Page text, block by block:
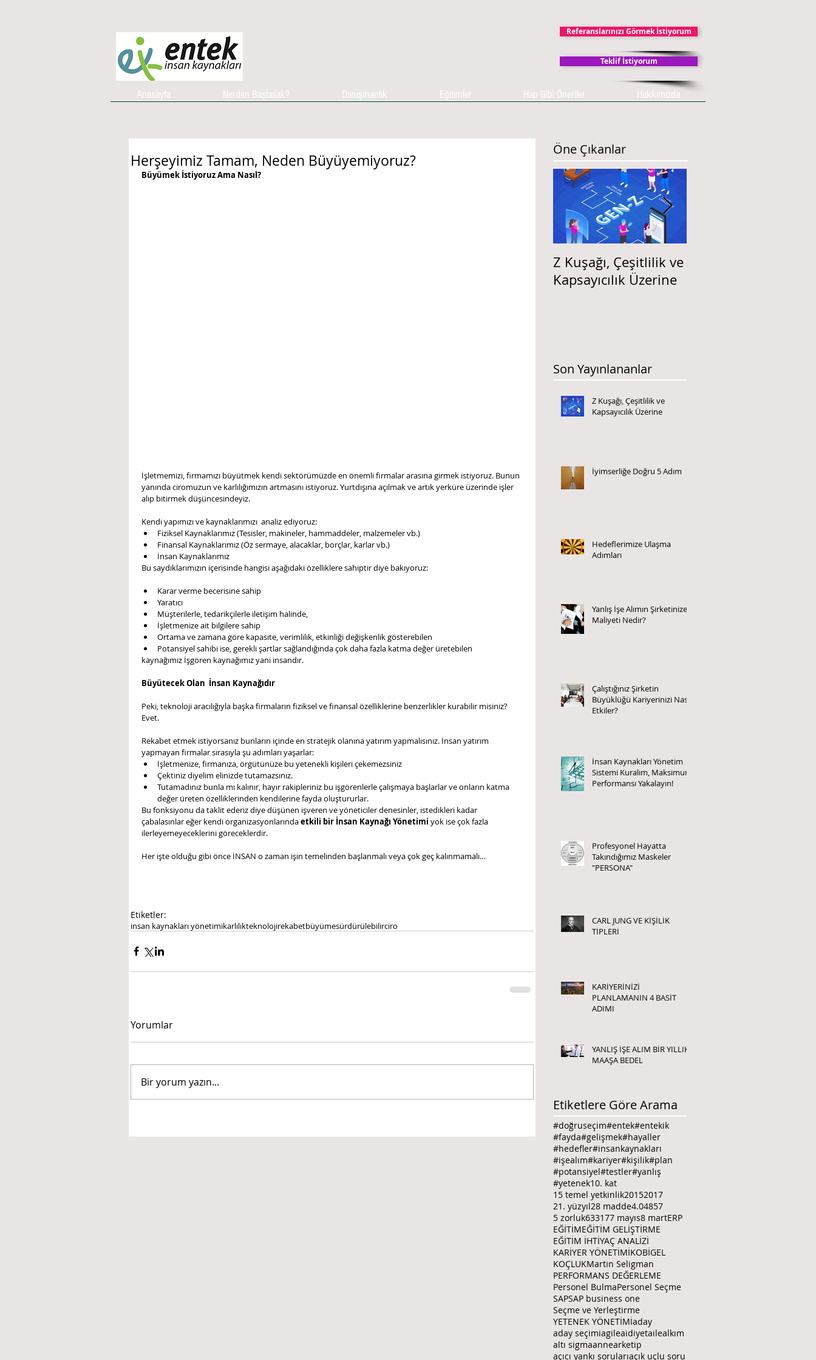
Referanslarınızı Görmek İstiyorum
Teklif İstiyorum
Anasayfa Nerden Başlasak? Danışmanlık Eğitimler Hap Gibi Öneriler Hakkımızda
Herşeyimiz Tamam, Neden Büyüyemiyoruz?
Büyümek İstiyoruz Ama Nasıl?
İşletmemizi, firmamızı büyütmek kendi sektörümüzde en önemli firmalar arasına girmek istiyoruz. Bunun
yanında ciromuzun ve karlılığımızın artmasını istiyoruz. Yurtdışına açılmak ve artık yerküre üzerinde işler
alıp bitirmek düşüncesindeyiz.
Kendi yapımızı ve kaynaklarımızı  analiz ediyoruz:
Fiziksel Kaynaklarımız (Tesisler, makineler, hammaddeler, malzemeler vb.)
Finansal Kaynaklarımız (Öz sermaye, alacaklar, borçlar, karlar vb.)
İnsan Kaynaklarımız
Bu saydıklarımızın içerisinde hangisi aşağıdaki özelliklere sahiptir diye bakıyoruz:
Karar verme becerisine sahip
Yaratıcı
Müşterilerle, tedarikçilerle iletişim halinde,
İşletmenize ait bilgilere sahip
Ortama ve zamana göre kapasite, verimlilik, etkinliği değişkenlik gösterebilen
Potansiyel sahibi ise, gerekli şartlar sağlandığında çok daha fazla katma değer üretebilen
kaynağımız İşgören kaynağımız yani insandır.
Büyütecek Olan  İnsan Kaynağıdır
Peki, teknoloji aracılığıyla başka firmaların fiziksel ve finansal özelliklerine benzerlikler kurabilir misiniz?
Evet.
Rekabet etmek istiyorsanız bunların içinde en stratejik olanına yatırım yapmalısınız. İnsan yatırım
yapmayan firmalar sırasıyla şu adımları yaşarlar:
İşletmenize, firmanıza, örgütünüze bu yetenekli kişileri çekemezsiniz
Çektiniz diyelim elinizde tutamazsınız.
Tutamadınız bunla mı kalınır, hayır rakipleriniz bu işgörenlerle çalışmaya başlarlar ve onların katma
değer üreten özelliklerinden kendilerine fayda oluştururlar.
Bu fonksiyonu da taklit ederiz diye düşünen işveren ve yöneticiler denesinler, istedikleri kadar
çabalasınlar eğer kendi organizasyonlarında etkili bir İnsan Kaynağı Yönetimi yok ise çok fazla
ilerleyemeyeceklerini göreceklerdir.
Her işte olduğu gibi önce İNSAN o zaman işin temelinden başlanmalı veya çok geç kalınmamalı…
Etiketler:
insan kaynakları yönetimikarlılıkteknolojirekabetbüyümesürdürülebilirciro
Yorumlar
Bir yorum yazın...
Öne Çıkanlar
Z Kuşağı, Çeşitlilik ve
Kapsayıcılık Üzerine
Son Yayınlananlar
Z Kuşağı, Çeşitlilik ve
Kapsayıcılık Üzerine
İyimserliğe Doğru 5 Adım
Hedeflerimize Ulaşma
Adımları
Yanlış İşe Alımın Şirketinize
Maliyeti Nedir?
Çalıştığınız Şirketin
Büyüklüğü Kariyerinizi Nasıl
Etkiler?
İnsan Kaynakları Yönetim
Sistemi Kuralım, Maksimum
Performansı Yakalayın!
Profesyonel Hayatta
Takındığımız Maskeler
"PERSONA"
CARL JUNG VE KİŞİLİK
TİPLERİ
KARİYERİNİZİ
PLANLAMANIN 4 BASİT
ADIMI
YANLIŞ İŞE ALIM BİR YILLIK
MAAŞA BEDEL
Etiketlere Göre Arama
#doğruseçim#entek#entekik
#fayda#gelişmek#hayaller
#hedefler#insankaynakları
#işealım#kariyer#kişilik#plan
#potansiyel#testler#yanlış
#yetenek10. kat
15 temel yetkinlik20152017
21. yüzyıl28 madde4.04857
5 zorluk633177 mayıs8 martERP
EĞİTİMEĞİTİM GELİŞTİRME
EĞİTİM İHTİYAÇ ANALİZİ
KARİYER YÖNETİMİKOBİGEL
KOÇLUKMartin Seligman
PERFORMANS DEĞERLEME
Personel BulmaPersonel Seçme
SAPSAP business one
Seçme ve Yerleştirme
YETENEK YÖNETİMİaday
aday seçimiagileaidiyetailealkım
altı sigmaannearketip
açıcı yankı sorularıaçık uçlu soru